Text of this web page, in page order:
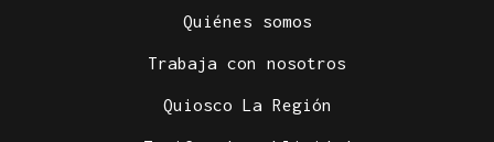
Quiénes somos
Trabaja con nosotros
Quiosco La Región